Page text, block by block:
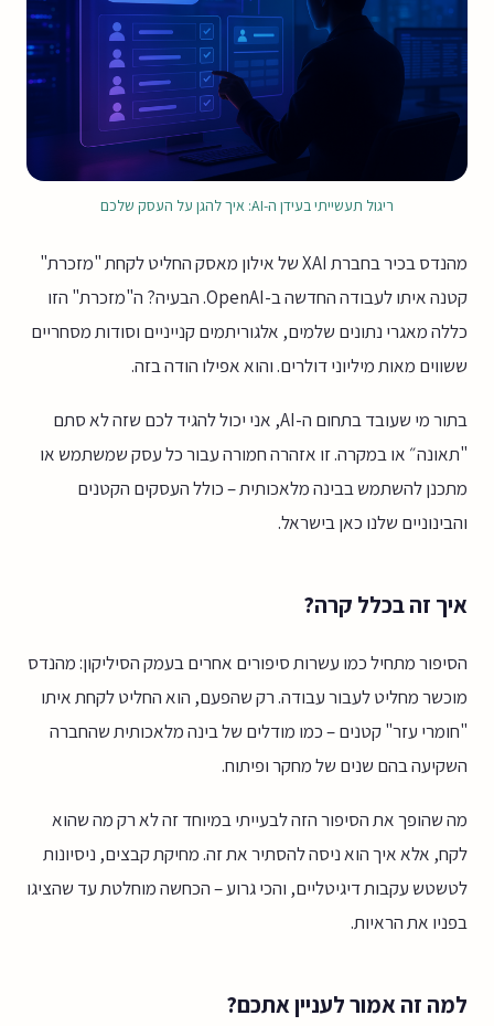
ריגול תעשייתי בעידן ה-AI: איך להגן על העסק שלכם
מהנדס בכיר בחברת XAI של אילון מאסק החליט לקחת "מזכרת"
קטנה איתו לעבודה החדשה ב-OpenAI. הבעיה? ה"מזכרת" הזו
כללה מאגרי נתונים שלמים, אלגוריתמים קנייניים וסודות מסחריים
ששווים מאות מיליוני דולרים. והוא אפילו הודה בזה.
בתור מי שעובד בתחום ה-AI, אני יכול להגיד לכם שזה לא סתם
"תאונה״ או במקרה. זו אזהרה חמורה עבור כל עסק שמשתמש או
מתכנן להשתמש בבינה מלאכותית – כולל העסקים הקטנים
והבינוניים שלנו כאן בישראל.
איך זה בכלל קרה?
הסיפור מתחיל כמו עשרות סיפורים אחרים בעמק הסיליקון: מהנדס
מוכשר מחליט לעבור עבודה. רק שהפעם, הוא החליט לקחת איתו
"חומרי עזר" קטנים – כמו מודלים של בינה מלאכותית שהחברה
השקיעה בהם שנים של מחקר ופיתוח.
מה שהופך את הסיפור הזה לבעייתי במיוחד זה לא רק מה שהוא
לקח, אלא איך הוא ניסה להסתיר את זה. מחיקת קבצים, ניסיונות
לטשטש עקבות דיגיטליים, והכי גרוע – הכחשה מוחלטת עד שהציגו
בפניו את הראיות.
למה זה אמור לעניין אתכם?